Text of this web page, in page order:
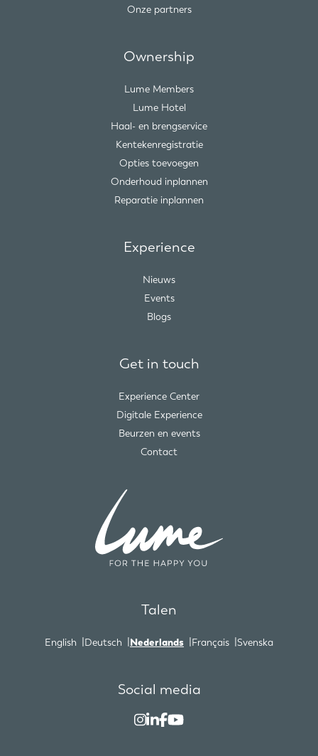
Onze partners
Ownership
Lume Members
Lume Hotel
Haal- en brengservice
Kentekenregistratie
Opties toevoegen
Onderhoud inplannen
Reparatie inplannen
Experience
Nieuws
Events
Blogs
Get in touch
Experience Center
Digitale Experience
Beurzen en events
Contact
Talen
English Deutsch Nederlands Français Svenska
Social media